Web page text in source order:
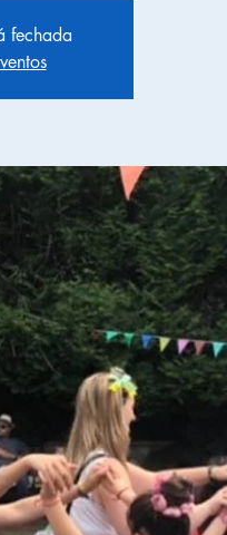
fechada